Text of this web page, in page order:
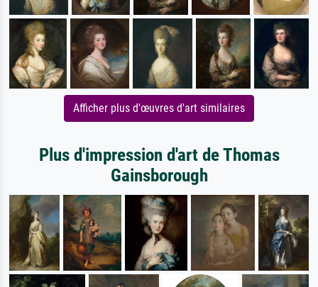
Afficher plus d'œuvres d'art similaires
Plus d'impression d'art de Thomas
Gainsborough